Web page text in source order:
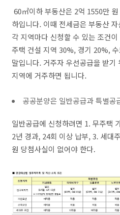
60㎡이하 부동산은 2억 1550만
하입니다. 이때 전세금은 부동산
각 지역마다 신청할 수 있는 조건
주택 건설 지역 30%, 경기 20%,
말입니다. 거주자 우선공급을 받기
지역에 거주하면 됩니다.
공공분양은 일반공급과 특별공
일반공급에 신청하려면 1. 무주택
2년 경과, 24회 이상 납부, 3. 세대
원 당첨사실이 없어야 한다.